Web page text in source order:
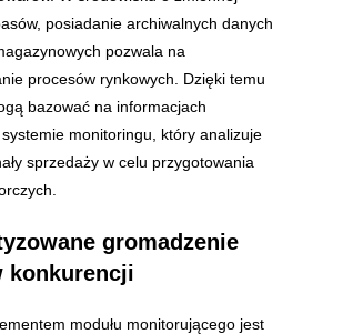
posiadanie archiwalnych danych
pozwala na
procesów rynkowych. Dzięki temu
bazować na informacjach
monitoringu, który analizuje
sprzedaży w celu przygotowania
gromadzenie
konkurencji
modułu monitorującego jest